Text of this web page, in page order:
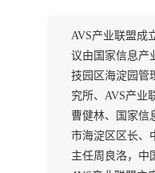
AVS产业联盟成
议由国家信息产
技园区海淀园管
究所、AVS产业
曹健林、国家信
市海淀区区长、
主任周良洛，中